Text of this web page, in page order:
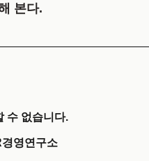
본다.
수 없습니다.
영연구소